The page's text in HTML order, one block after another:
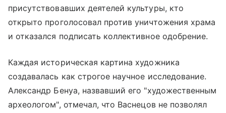
присутствовавших деятелей культуры, кто
открыто проголосовал против уничтожения храма
и отказался подписать коллективное одобрение.
Каждая историческая картина художника
создавалась как строгое научное исследование.
Александр Бенуа, назвавший его "художественным
археологом", отмечал, что Васнецов не позволял